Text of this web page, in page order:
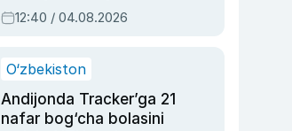
intellektni boshqara
olmay qolishidan xavotir
12:40 / 04.08.2026
O‘zbekiston
Andijonda Tracker’ga 21
nafar bog‘cha bolasini